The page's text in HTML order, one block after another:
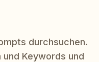
durchsuchen.
Keywords und